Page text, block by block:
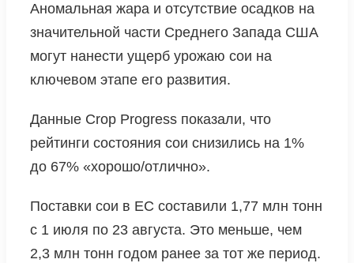
Аномальная жара и отсутствие осадков на
значительной части Среднего Запада США
могут нанести ущерб урожаю сои на
ключевом этапе его развития.
Данные Crop Progress показали, что
рейтинги состояния сои снизились на 1%
до 67% «хорошо/отлично».
Поставки сои в ЕС составили 1,77 млн ​​тонн
с 1 июля по 23 августа. Это меньше, чем
2,3 млн тонн годом ранее за тот же период.